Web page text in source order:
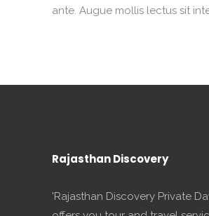
ante. Augue mollis lectus sit
Rajasthan Discovery
'Rajasthan Discovery Private